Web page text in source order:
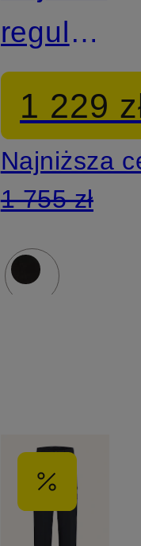
regular
fit
1 229
Najniższa
1 755 zł